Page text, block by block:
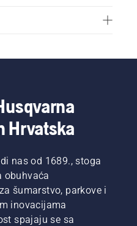
Hrvatska
nas od 1689., stoga
obuhvaća
šumarstvo, parkove i
inovacijama
spajaju se sa